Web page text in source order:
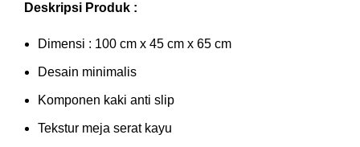
Deskripsi Produk :
Dimensi : 100 cm x 45 cm x 65 cm
Desain minimalis
Komponen kaki anti slip
Tekstur meja serat kayu